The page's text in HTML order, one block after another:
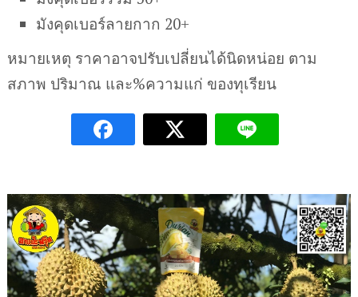
มังคุดเบอร์ลายกาก 20+
หมายเหตุ ราคาอาจปรับเปลี่ยนได้นิดหน่อย ตาม
สภาพ ปริมาณ และ%ความแก่ ของทุเรียน